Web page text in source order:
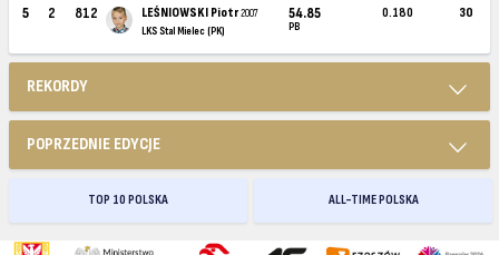
5 2 812 LEŚNIOWSKI Piotr2007
LKS Stal Mielec (PK)
54.85
PB
0.180 30
REKORDY
POPRZEDNIE EDYCJE
TOP 10 POLSKA ALL-TIME POLSKA